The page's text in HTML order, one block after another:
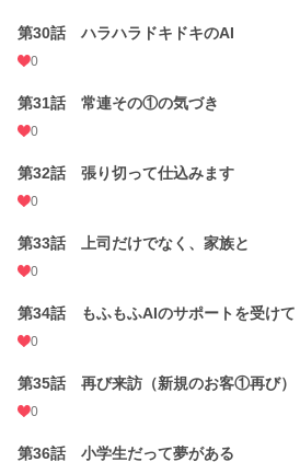
第30話 ハラハラドキドキのAI
0
第31話 常連その①の気づき
0
第32話 張り切って仕込みます
0
第33話 上司だけでなく、家族と
0
第34話 もふもふAIのサポートを受けて
0
第35話 再び来訪（新規のお客①再び）
0
第36話 小学生だって夢がある